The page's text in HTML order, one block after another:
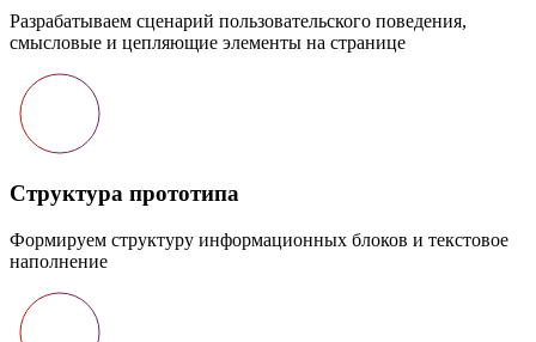
Разрабатываем сценарий пользовательского поведения,
смысловые и цепляющие элементы на странице
Структура прототипа
Формируем структуру информационных блоков и текстовое
наполнение